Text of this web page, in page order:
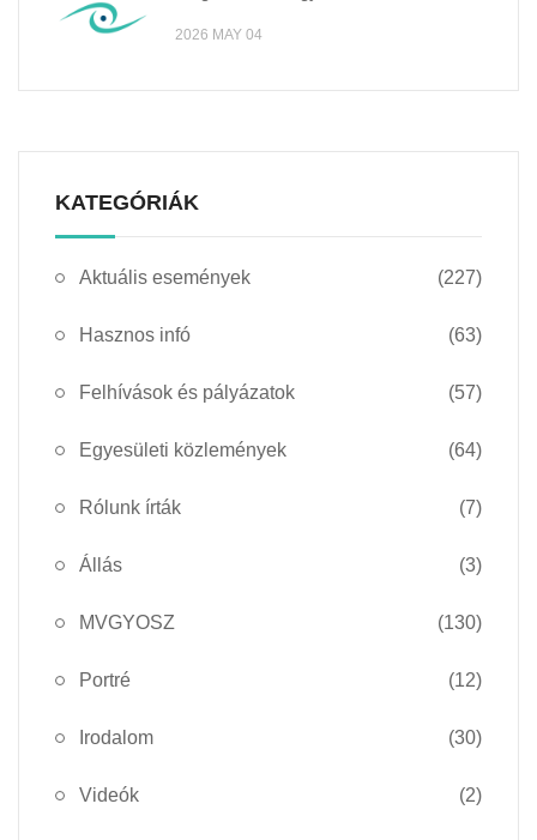
2026 MAY 04
KATEGÓRIÁK
Aktuális események (227)
Hasznos infó (63)
Felhívások és pályázatok (57)
Egyesületi közlemények (64)
Rólunk írták (7)
Állás (3)
MVGYOSZ (130)
Portré (12)
Irodalom (30)
Videók (2)